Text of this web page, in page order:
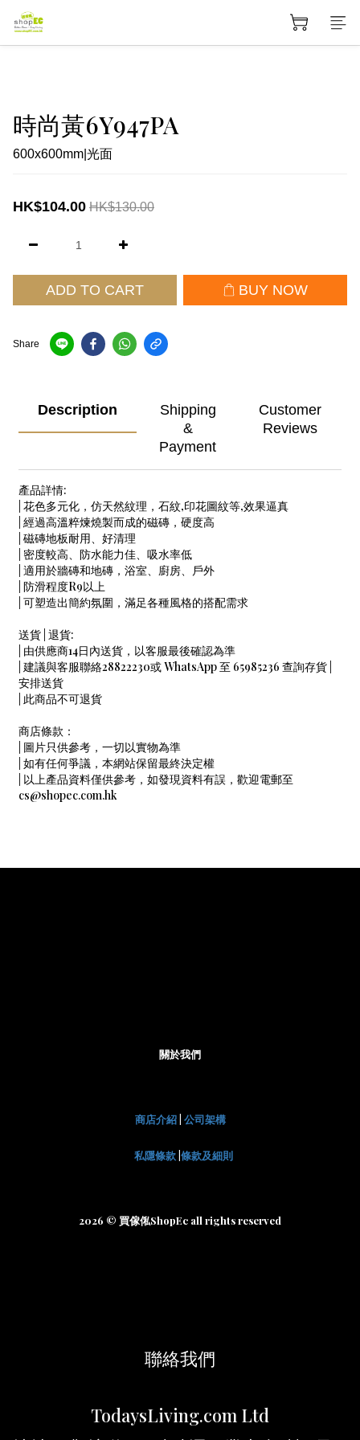
時尚黃6Y947PA
600x600mm|光面
HK$104.00 HK$130.00
ADD TO CART BUY NOW
Share
Description
Shipping
&
Payment
Customer
Reviews
產品詳情:
| 花色多元化，仿天然紋理，石紋,印花圖紋等,效果逼真
| 經過高溫粹煉燒製而成的磁磚，硬度高
| 磁磚地板耐用、好清理
| 密度較高、防水能力佳、吸水率低
| 適用於牆磚和地磚，浴室、廚房、戶外
| 防滑程度R9以上
| 可塑造出簡約氛圍，滿足各種風格的搭配需求
送貨 | 退貨:
| 由供應商14日內送貨，以客服最後確認為準
| 建議與客服聯絡28822230或 WhatsApp 至 65985236 查詢存貨 |
安排送貨
| 此商品不可退貨
商店條款：
| 圖片只供參考，一切以實物為準
| 如有任何爭議，本網站保留最終決定權
| 以上產品資料僅供參考，如發現資料有誤，歡迎電郵至
cs@shopec.com.hk
關於我們
商店介紹| 公司架構
私隱條款 條款及細則
2026 © 買傢俬ShopEc all rights reserved
聯絡我們
TodaysLiving.com Ltd